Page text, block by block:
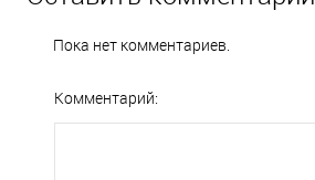
Пока нет комментариев.
Комментарий: